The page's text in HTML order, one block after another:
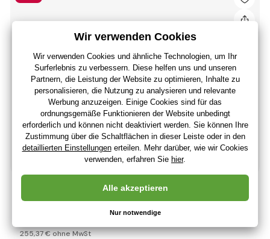
Arrma Infraction Mega 1:8 4WD RTR türkis
255,37 €ohne MwSt